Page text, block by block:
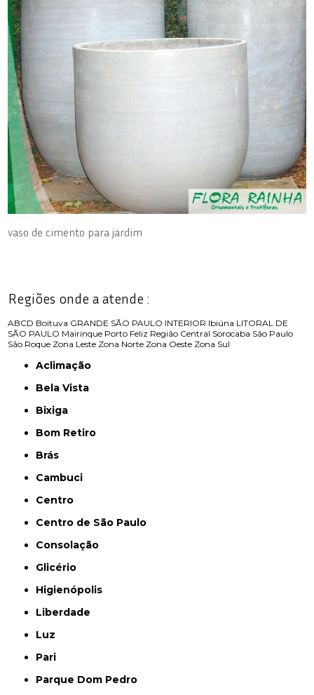
vaso de cimento para jardim
Regiões onde a atende :
ABCD Boituva GRANDE SÃO PAULO INTERIOR Ibiúna LITORAL DE
SÃO PAULO Mairinque Porto Feliz Região Central Sorocaba São Paulo
São Roque Zona Leste Zona Norte Zona Oeste Zona Sul
Aclimação
Bela Vista
Bixiga
Bom Retiro
Brás
Cambuci
Centro
Centro de São Paulo
Consolação
Glicério
Higienópolis
Liberdade
Luz
Pari
Parque Dom Pedro